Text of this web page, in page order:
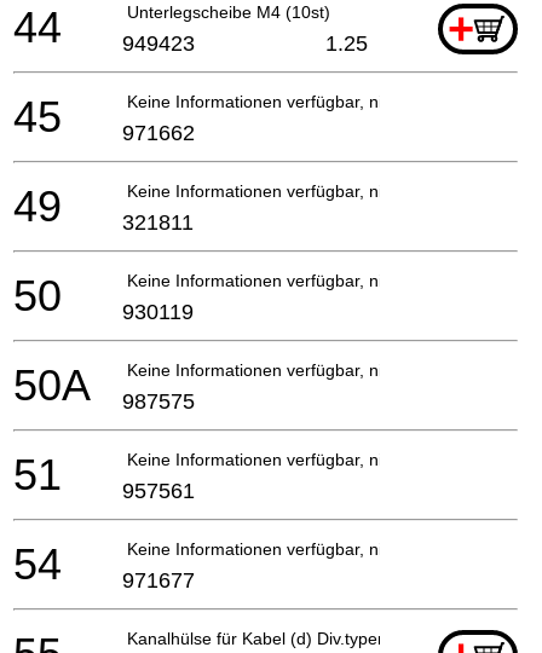
Unterlegscheibe M4 (10st) +
44 949423 1.25
Keine Informationen verfügbar, nicht bestellbar
45 971662
Keine Informationen verfügbar, nicht bestellbar
49 321811
Keine Informationen verfügbar, nicht bestellbar
50 930119
Keine Informationen verfügbar, nicht bestellbar
50A 987575
Keine Informationen verfügbar, nicht bestellbar
51 957561
Keine Informationen verfügbar, nicht bestellbar
54 971677
Kanalhülse für Kabel (d) Div.typen, Cm9uby, G23ss